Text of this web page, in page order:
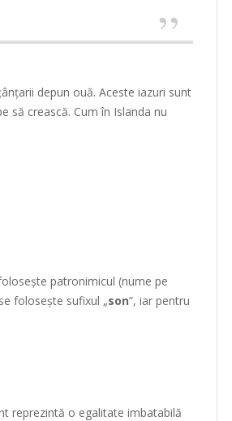
depun ouă. Aceste iazuri sunt
să crească. Cum în Islanda nu
patronimicul (nume pe
folosește sufixul „son”, iar pentru
reprezintă o egalitate imbatabilă